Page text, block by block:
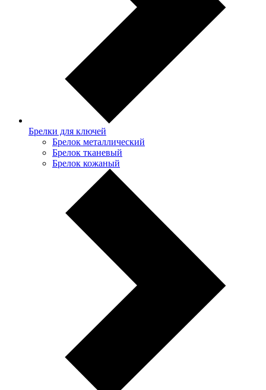
Брелки для ключей
Брелок металлический
Брелок тканевый
Брелок кожаный